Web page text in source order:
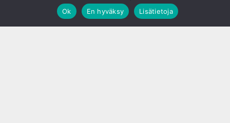
Ok
En hyväksy Lisätietoja